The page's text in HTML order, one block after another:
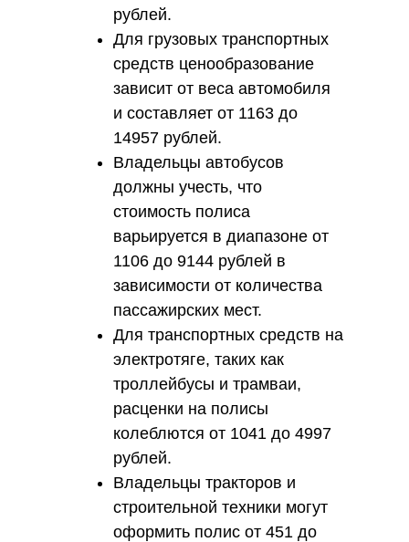
рублей.
Для грузовых транспортных
средств ценообразование
зависит от веса автомобиля
и составляет от 1163 до
14957 рублей.
Владельцы автобусов
должны учесть, что
стоимость полиса
варьируется в диапазоне от
1106 до 9144 рублей в
зависимости от количества
пассажирских мест.
Для транспортных средств на
электротяге, таких как
троллейбусы и трамваи,
расценки на полисы
колеблются от 1041 до 4997
рублей.
Владельцы тракторов и
строительной техники могут
оформить полис от 451 до